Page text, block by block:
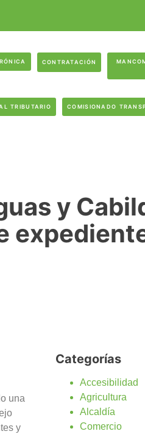
CONTRATACIÓN
TRIBUTARIO COMISIONADO
y
una
y
Categorías
Accesibilidad
Agricultura
Alcaldía
Comercio